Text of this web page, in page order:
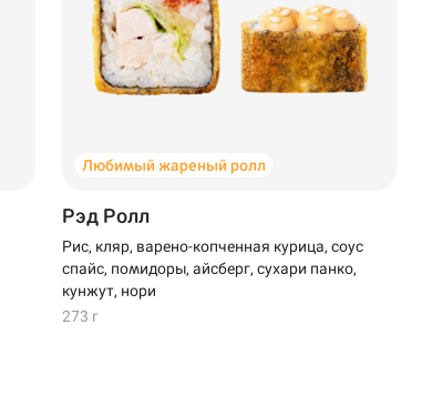
Любимый жареный ролл
Рэд Ролл
Рис, кляр, варено-копченная курица, соус
спайс, помидоры, айсберг, сухари панко,
кунжут, нори
273 г